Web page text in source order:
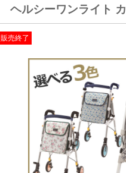
ヘルシーワンライト
販売終了